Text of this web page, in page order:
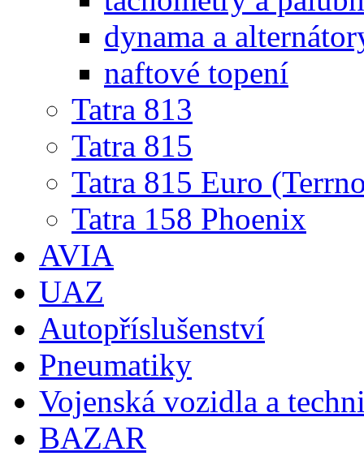
dynama a
naftové topení
Tatra 813
Tatra 815
Tatra 815 Euro
Tatra 158 Phoenix
AVIA
UAZ
Autopříslušenství
Pneumatiky
Vojenská vozidla a
BAZAR